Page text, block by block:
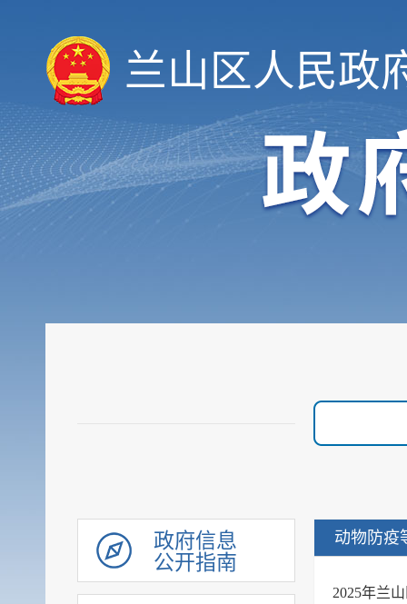
兰山区人民政
政府信息
公开指南
履职依据
规划计划
统计信息
行政许可和其他对外管理...
动物防疫
2025年兰